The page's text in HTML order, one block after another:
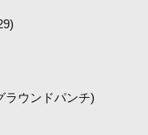
ラウンドパンチ)